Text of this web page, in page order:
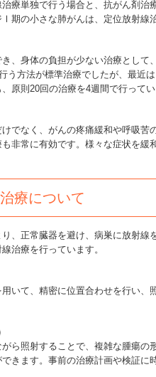
療単独で行う場合と、抗がん剤治
期の小さな肺がんは、定位放射線
、身体の負担が少ない治療として
う方法が標準治療でしたが、最近
原則20回の治療を4週間で行ってい
でなく、がんの疼痛緩和や呼吸苦
非常に有効です。様々な症状を
療について
、正常臓器を避け、病巣に放射線
治療を行っています。
いて、精密に位置合わせを行い、
ら照射することで、複雑な腫瘍の
きます。事前の治療計画や検証に